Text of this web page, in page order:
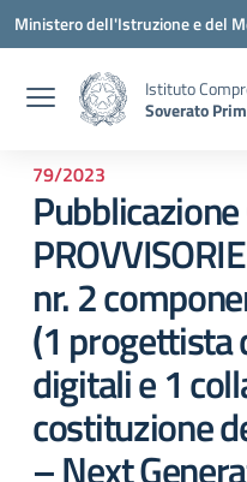
Vai ai contenuti
Vai al menu di navigazione
Vai al footer
Ministero dell'Istruzione e del
Istituto
Soverato
79/2023
nr. 2
(1 progettista
digitali e 1
costituzione
– Next